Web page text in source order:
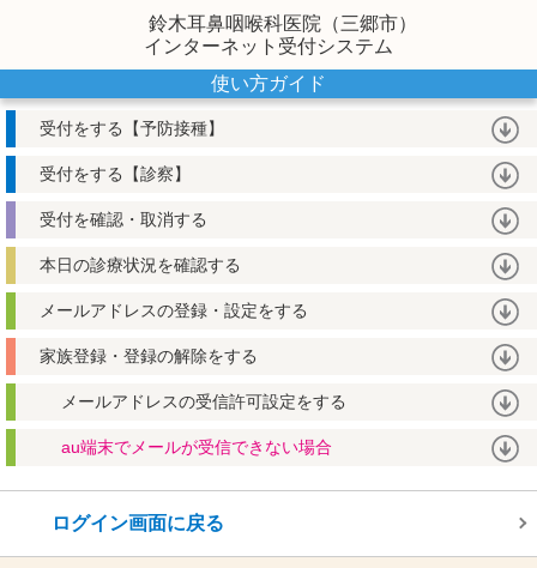
鈴木耳鼻咽喉科医院（三郷市）
インターネット受付システム
使い方ガイド
受付をする【予防接種】
受付をする【診察】
受付を確認・取消する
本日の診療状況を確認する
メールアドレスの登録・設定をする
家族登録・登録の解除をする
メールアドレスの受信許可設定をする
au端末でメールが受信できない場合
ログイン画面に戻る